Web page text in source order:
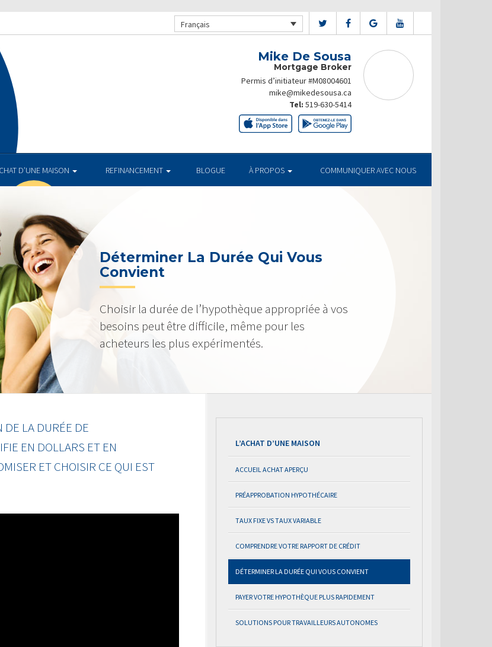
Français
Mike De Sousa
Mortgage Broker
Permis d’initiateur #M08004601
mike@mikedesousa.ca
Tel: 519-630-5414
D’UNE MAISON REFINANCEMENT BLOGUE À PROPOS COMMUNIQUER AVEC NOUS
Déterminer La Durée Qui Vous
Convient
Choisir la durée de l’hypothèque appropriée à vos
besoins peut être difficile, même pour les
acheteurs les plus expérimentés.
DE LA DURÉE DE
EN DOLLARS ET EN
ET CHOISIR CE QUI EST
L’ACHAT D’UNE MAISON
ACCUEIL ACHAT APERÇU
PRÉAPPROBATION HYPOTHÉCAIRE
TAUX FIXE VS TAUX VARIABLE
COMPRENDRE VOTRE RAPPORT DE CRÉDIT
DÉTERMINER LA DURÉE QUI VOUS CONVIENT
PAYER VOTRE HYPOTHÈQUE PLUS RAPIDEMENT
SOLUTIONS POUR TRAVAILLEURS AUTONOMES